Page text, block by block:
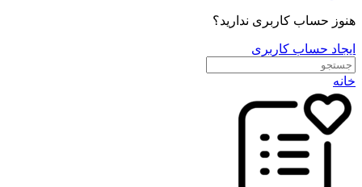
هنوز حساب کاربری ندارید؟
ایجاد حساب کاربری
خانه